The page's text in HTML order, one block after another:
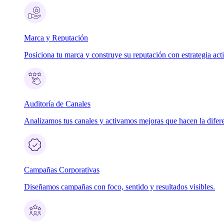
Marca y Reputación
Posiciona tu marca y construye su reputación con estrategia
Auditoría de Canales
Analizamos tus canales y activamos mejoras que hacen la
Campañas Corporativas
Diseñamos campañas con foco, sentido y resultados visibles.